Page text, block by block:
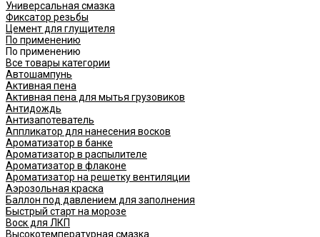
Универсальная смазка
Фиксатор резьбы
Цемент для глущителя
По применению
По применению
Все товары категории
Автошампунь
Активная пена
Активная пена для мытья грузовиков
Антидождь
Антизапотеватель
Аппликатор для нанесения восков
Ароматизатор в банке
Ароматизатор в распылителе
Ароматизатор в флаконе
Ароматизатор на решетку вентиляции
Аэрозольная краска
Баллон под давлением для заполнения
Быстрый старт на морозе
Воск для ЛКП
Высокотемпературная смазка